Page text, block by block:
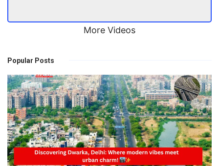
More Videos
Popular Posts